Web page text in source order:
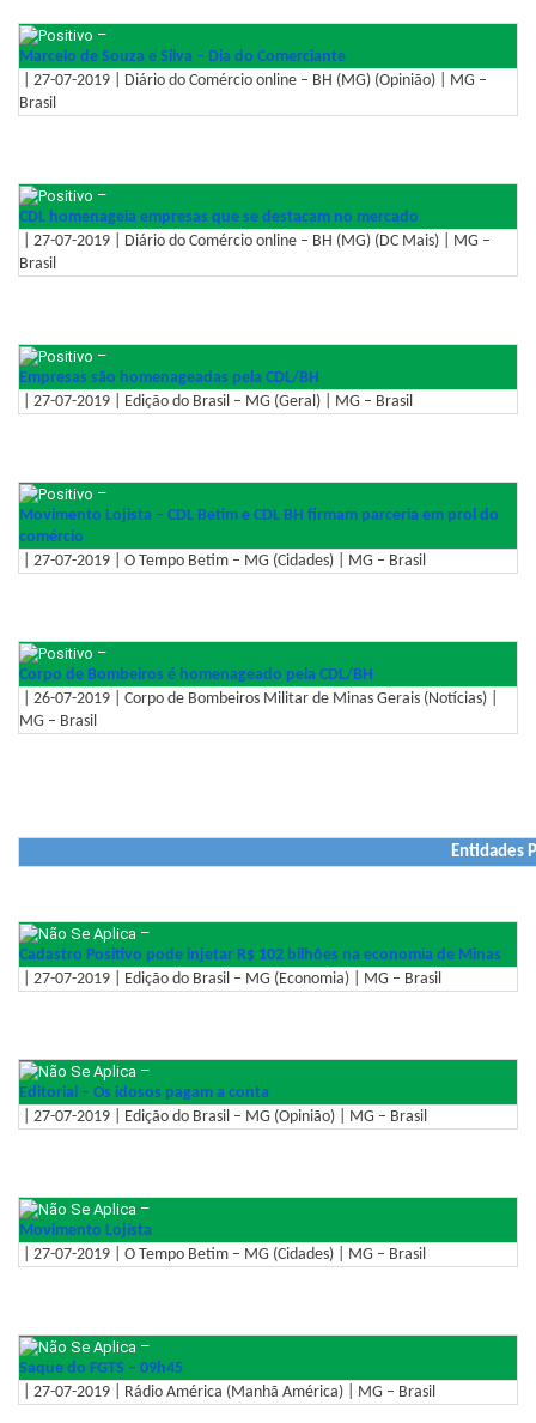
–
Marcelo de Souza e Silva – Dia do Comerciante
| 27-07-2019 | Diário do Comércio online – BH (MG) (Opinião) | MG –
Brasil
–
CDL homenageia empresas que se destacam no mercado
| 27-07-2019 | Diário do Comércio online – BH (MG) (DC Mais) | MG –
Brasil
–
Empresas são homenageadas pela CDL/BH
| 27-07-2019 | Edição do Brasil – MG (Geral) | MG – Brasil
–
Movimento Lojista – CDL Betim e CDL BH firmam parceria em prol do
comércio
| 27-07-2019 | O Tempo Betim – MG (Cidades) | MG – Brasil
–
Corpo de Bombeiros é homenageado pela CDL/BH
| 26-07-2019 | Corpo de Bombeiros Militar de Minas Gerais (Notícias) |
MG – Brasil
Entidades
–
Cadastro Positivo pode injetar R$ 102 bilhões na economia de Minas
| 27-07-2019 | Edição do Brasil – MG (Economia) | MG – Brasil
–
Editorial – Os idosos pagam a conta
| 27-07-2019 | Edição do Brasil – MG (Opinião) | MG – Brasil
–
Movimento Lojista
| 27-07-2019 | O Tempo Betim – MG (Cidades) | MG – Brasil
–
Saque do FGTS – 09h45
| 27-07-2019 | Rádio América (Manhã América) | MG – Brasil